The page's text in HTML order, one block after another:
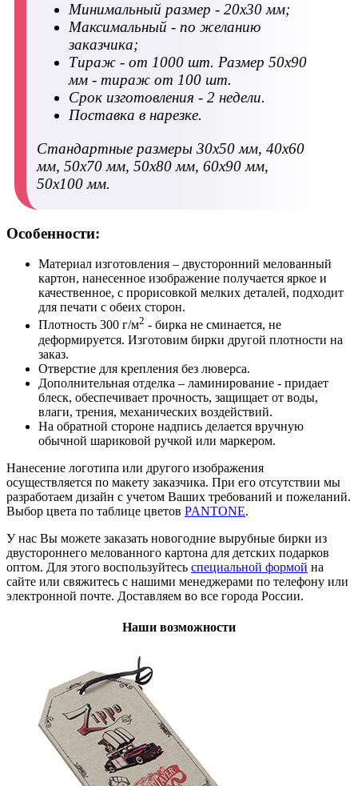
Минимальный размер - 20х30 мм;
Максимальный - по желанию
заказчика;
Тираж - от 1000 шт. Размер 50х90
мм - тираж от 100 шт.
Срок изготовления - 2 недели.
Поставка в нарезке.
Стандартные размеры 30х50 мм, 40х60
мм, 50х70 мм, 50х80 мм, 60х90 мм,
50х100 мм.
Особенности:
Материал изготовления – двусторонний мелованный
картон, нанесенное изображение получается яркое и
качественное, с прорисовкой мелких деталей, подходит
для печати с обеих сторон.
Плотность 300 г/м2 - бирка не сминается, не
деформируется. Изготовим бирки другой плотности на
заказ.
Отверстие для крепления без люверса.
Дополнительная отделка – ламинирование - придает
блеск, обеспечивает прочность, защищает от воды,
влаги, трения, механических воздействий.
На обратной стороне надпись делается вручную
обычной шариковой ручкой или маркером.
Нанесение логотипа или другого изображения
осуществляется по макету заказчика. При его отсутствии мы
разработаем дизайн с учетом Ваших требований и пожеланий.
Выбор цвета по таблице цветов PANTONE.
У нас Вы можете заказать новогодние вырубные бирки из
двустороннего мелованного картона для детских подарков
оптом. Для этого воспользуйтесь специальной формой на
сайте или свяжитесь с нашими менеджерами по телефону или
электронной почте. Доставляем во все города России.
Наши возможности